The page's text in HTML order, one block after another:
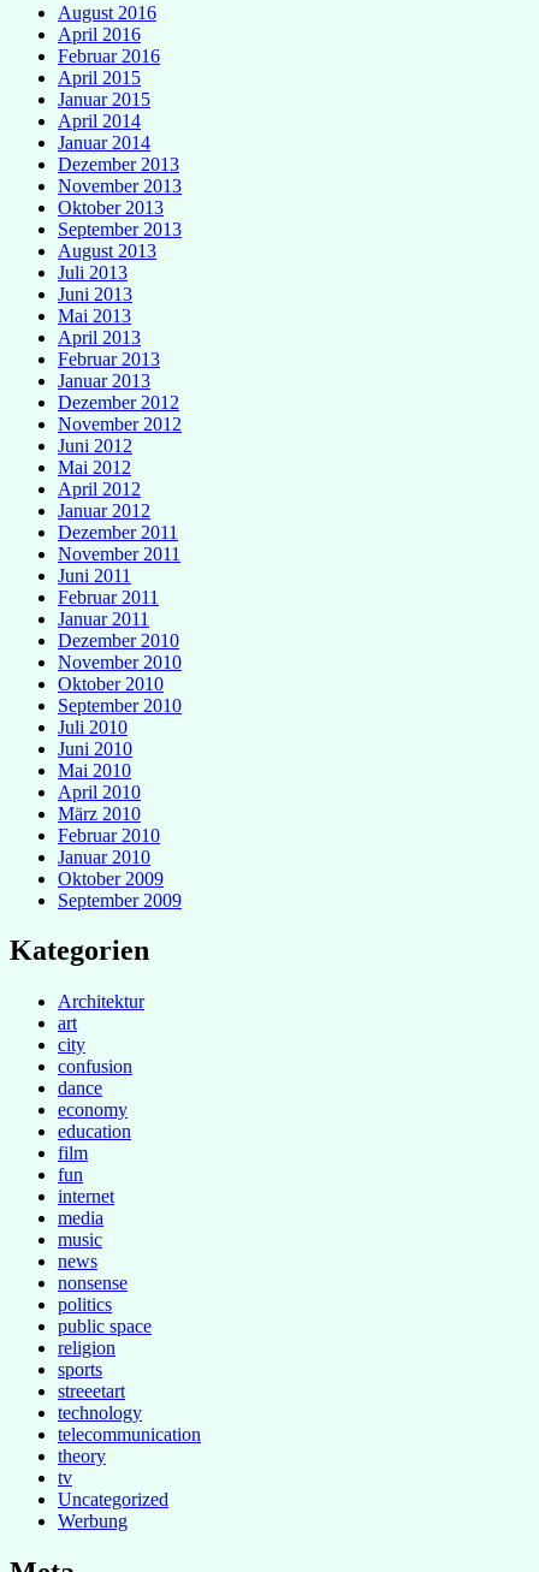
August 2016
April 2016
Februar 2016
April 2015
Januar 2015
April 2014
Januar 2014
Dezember 2013
November 2013
Oktober 2013
September 2013
August 2013
Juli 2013
Juni 2013
Mai 2013
April 2013
Februar 2013
Januar 2013
Dezember 2012
November 2012
Juni 2012
Mai 2012
April 2012
Januar 2012
Dezember 2011
November 2011
Juni 2011
Februar 2011
Januar 2011
Dezember 2010
November 2010
Oktober 2010
September 2010
Juli 2010
Juni 2010
Mai 2010
April 2010
März 2010
Februar 2010
Januar 2010
Oktober 2009
September 2009
Kategorien
Architektur
art
city
confusion
dance
economy
education
film
fun
internet
media
music
news
nonsense
politics
public space
religion
sports
streeetart
technology
telecommunication
theory
tv
Uncategorized
Werbung